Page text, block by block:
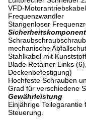
VFD-
Frequenzwandler
Stangenloser
mechanische
Stahlkabel mit
Blade Retainer Links
Deckenbefestigung)
Hochfeste Schrauben
Grad für verschiedene
Gewährleistung
Einjährige
Steuerung.